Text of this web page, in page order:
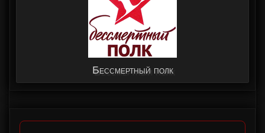
Бессмертный полк
Трофейные машины. Военная история в движении.